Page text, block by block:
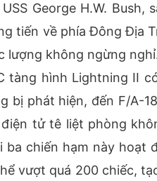
George H.W. Bush,
tiến về phía Đông Địa
không ngừng
hình Lightning II
bị phát hiện, đến F/A-
tử tê liệt phòng
chiến hạm này hoạt
vượt quá 200 chiếc,